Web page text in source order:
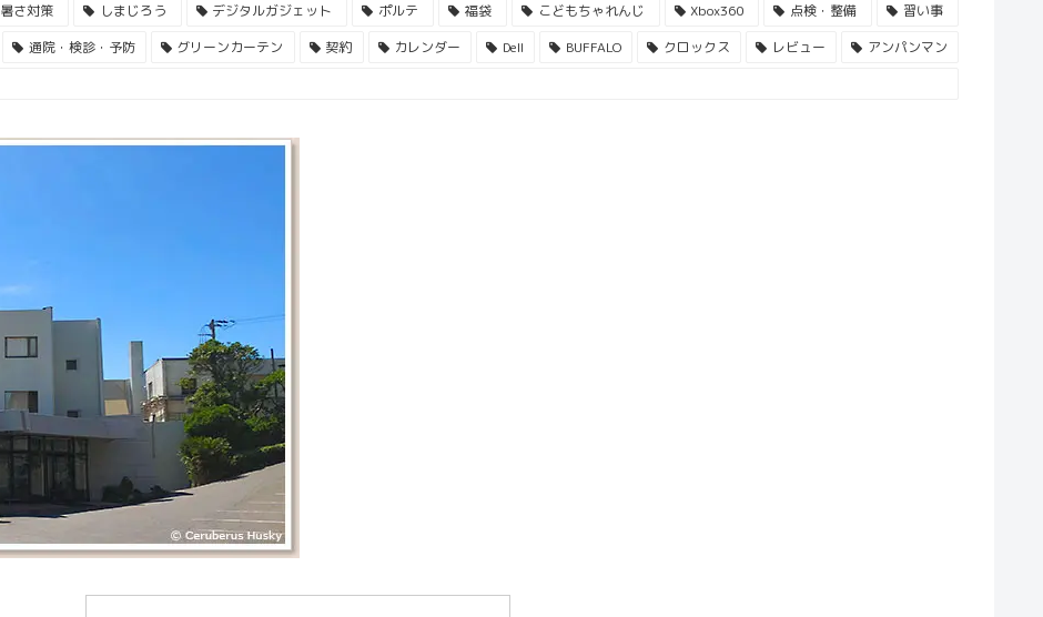
暑さ対策 しまじろう デジタルガジェット ポルテ 福袋 こどもちゃれんじ Xbox360 点検・整備
習い事
通院・検診・予防 グリーンカーテン 契約 カレンダー Dell BUFFALO クロックス レビュー
アンパンマン